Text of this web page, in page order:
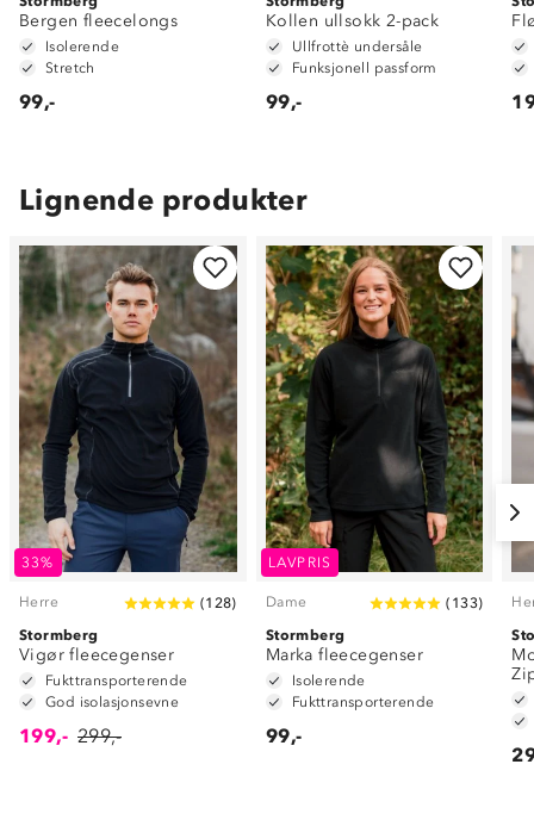
Bergen fleecelongs
Isolerende
Stretch
99,-
Kollen ullsokk 2-pack
Ullfrottè undersåle
Funksjonell passform
99,-
Lignende produkter
33%
Herre (128)
Stormberg
Vigør fleecegenser
Fukttransporterende
God isolasjonsevne
199,- 299,-
LAVPRIS
Dame ( 133)
Stormberg
Marka fleecegenser
Isolerende
Fukttransporterende
99,-